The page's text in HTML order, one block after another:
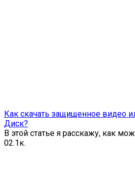
Как скачать защищенное видео
Диск?
В этой статье я расскажу, как
02.1к.